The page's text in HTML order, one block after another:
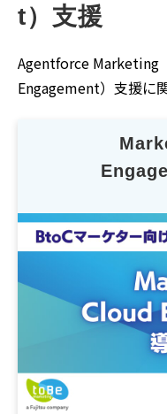
t）支援
Agentforce Marketing
Engagement） 支援に